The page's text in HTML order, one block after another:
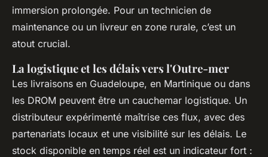
immersion prolongée. Pour un technicien de
maintenance ou un livreur en zone rurale, c’est un
atout crucial.
La logistique et les délais vers l'Outre-mer
Les livraisons en Guadeloupe, en Martinique ou dans
les DROM peuvent être un cauchemar logistique. Un
distributeur expérimenté maîtrise ces flux, avec des
partenariats locaux et une visibilité sur les délais. Le
stock disponible en temps réel est un indicateur fort :